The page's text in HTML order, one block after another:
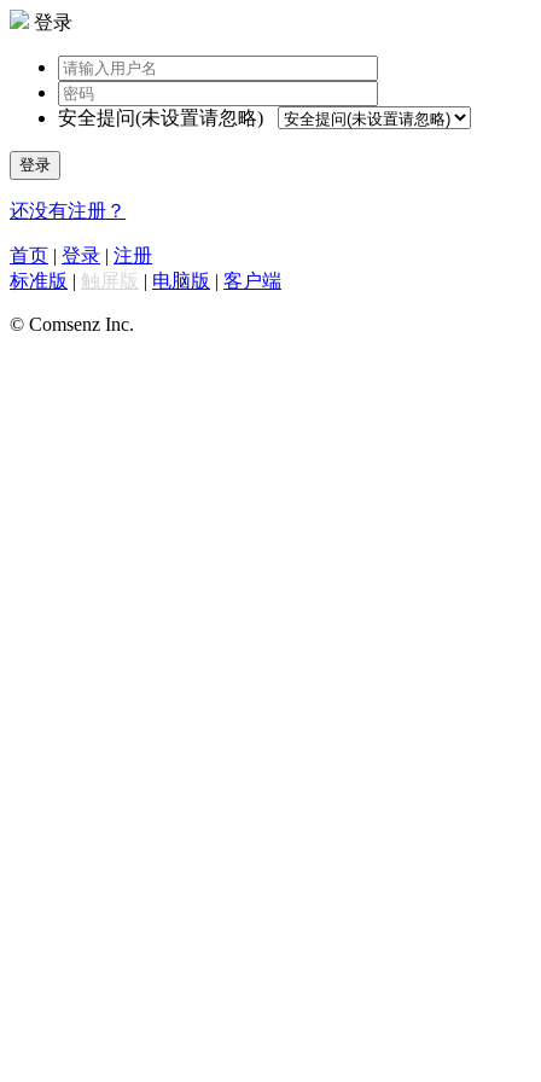
登录
安全提问(未设置请忽略)
登录
还没有注册？
首页 | 登录 | 注册
标准版 | 触屏版 | 电脑版 | 客户端
© Comsenz Inc.